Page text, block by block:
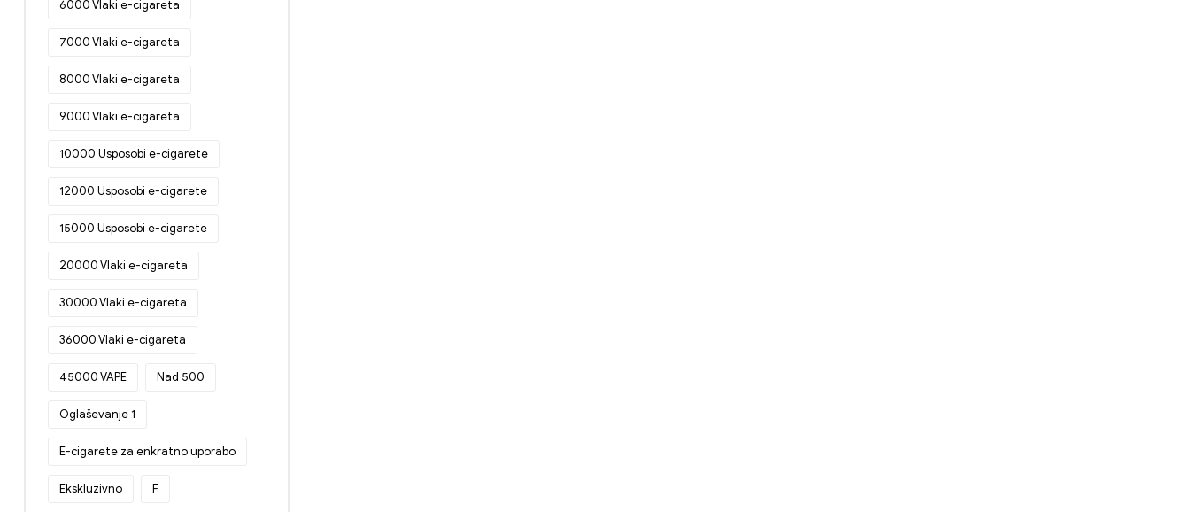
6000 Vlaki e-cigareta
7000 Vlaki e-cigareta
8000 Vlaki e-cigareta
9000 Vlaki e-cigareta
10000 Usposobi e-cigarete
12000 Usposobi e-cigarete
15000 Usposobi e-cigarete
20000 Vlaki e-cigareta
30000 Vlaki e-cigareta
36000 Vlaki e-cigareta
45000 VAPE Nad 500
Oglaševanje 1
E-cigarete za enkratno uporabo
Ekskluzivno F